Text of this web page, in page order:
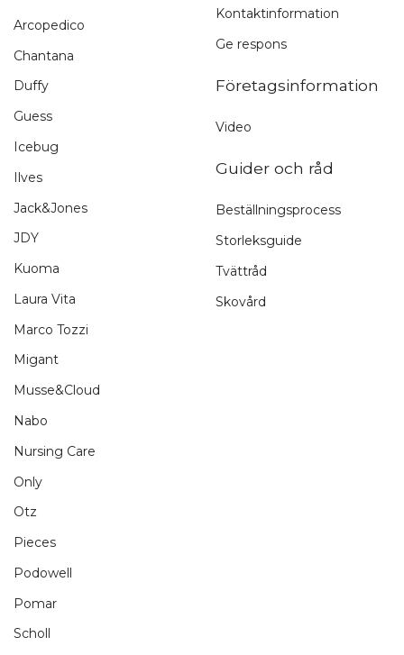
Arcopedico
Chantana
Duffy
Guess
Icebug
Ilves
Jack&Jones
JDY
Kuoma
Laura Vita
Marco Tozzi
Migant
Musse&Cloud
Nabo
Nursing Care
Only
Otz
Pieces
Podowell
Pomar
Scholl
Kontaktinformation
Ge respons
Företagsinformation
Video
Guider och råd
Beställningsprocess
Storleksguide
Tvättråd
Skovård